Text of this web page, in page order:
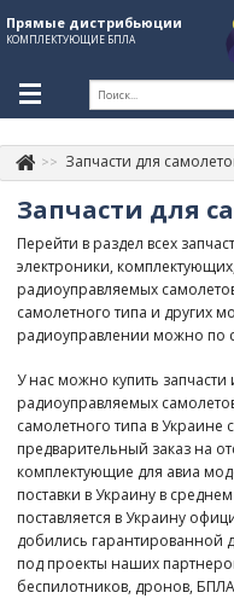
Прямые дистрибьюции
КОМПЛЕКТУЮЩИЕ БПЛА
+380507774092
Информация о компании
About Company
Обзоры
Категории
Бренды
Войти в B2B
Стать партнером
Запчасти для
Запчасти для
Перейти в раздел всех
электроники,
радиоуправляемых
самолетного типа и других
радиоуправлении можно по
У нас можно купить запчасти
радиоуправляемых
самолетного типа в Украине
предварительный заказ на
комплектующие для авиа
поставки в Украину в
поставляется в Украину
добились гарантированной
под проекты наших
беспилотников, дронов,